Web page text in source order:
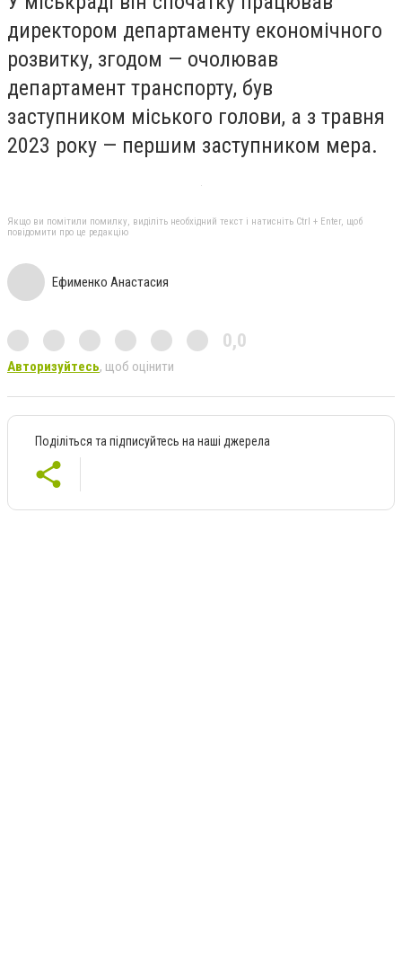
директором департаменту економічного
розвитку, згодом — очолював
департамент транспорту, був
заступником міського голови, а з травня
2023 року — першим заступником мера.
Якщо ви помітили помилку, виділіть необхідний текст і натисніть Ctrl + Enter, щоб
повідомити про це редакцію
Ефименко Анастасия
0,0
Авторизуйтесь, щоб оцінити
Поділіться та підписуйтесь на наші джерела